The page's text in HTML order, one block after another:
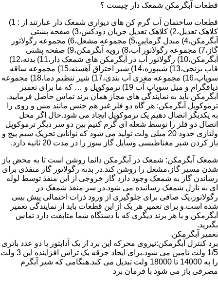
قطعات آبگرمکن شمعک دار چیست ؟
قطعات ساختمان آب گرم کن های دیواری شمعک دار عبارتند از : 1)
کلاهک تعدیل،2) کلاهک تعدیل جریان دودکش،3) صفحه پشتی
آبگرمکن،4) مبدل گرمایی،5) مجموعه مشعل،6) مجموعه رگولاتور
گاز،7) مجموعه رگولاتور آب،8) رویه آبگرمکن،9) صفحه پشتی
آبگرمکن،10) رگولاتور آب در آبگرمکن های شمعک دار،11) بدنه،12)
قاب برنجی،13) شیپوره،14) شیر احتراق آهسته،15) مجموعه ساقه
سوپاپ،16) مجموعه مغزی آب بندی،17) شیر تنظیم دما،18) مجموعه
دیافگرام و میل سوپاپ آب 19) ترموکوپل و … که ما برای تعمیر
آبگرمکن باید به نمایندگی های مجاز همان برند تماس حاصل فرمایید.
ترموکوپل آبگرمکن: هر گاه دو فلز غیر هم جنس مانند مس و روی را
به یکدیگر اتصال دهیم یک ترموکوپل ایجاد می شود.حال اگر محل
اتصال دو فلز را توسط شعله ای گرم کنیم بین دو سر دیگر ترموکوپل
ولتاژی حدود 20 میلی ولت تولید می شود که توانایی تحریک سیم پیچ و
باز کردن شیر مغناطیسی وسایل گاز سوز را در مدت 20 ثانیه دارد.
شمعک آبگرمکن: شمعک در آبگرمکن دائما روشن است تا به محض باز
شدن مسیر گاز،مشعل را روشن کند.در بدنه رگولاتور گاز منفذی برای
رساندن گاز به شمعک وجود دارد گاز خروجی از این منفذ توسط لوله
ای به نازل شمعک رسانیده می شود.در سر منفذ شمعک در
رگولاتور،یک صافی برای جلوگیری از ورود ذرات احتمالی پیش بینی
شده است.و برای تعمیر هر یک از این قطعات باید از نمایندگی تعمیر
آبگرمکن و یا هر برند دیگری که با دستگاه شما متابقت دارد تماس
بگیرید.
تعمیر آبگرمکن
برد کنترل آبگرمکن:نیروی محرکه این برد از یک آدابتور یا دو عدد باتری
1/5 ولت تامین می شود.برای ایجاد جرقه یک تراس افزاینده این 3 ولت
را به 14000 تا 18000 ولت تبدیل می کند.هنگامی که شیر آبگرم
مصرفی باز می شود با فرمان برد